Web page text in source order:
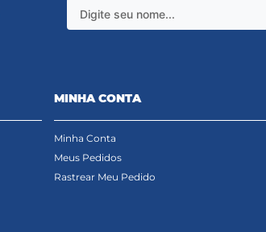
MINHA CONTA
Minha Conta
Meus Pedidos
Rastrear Meu Pedido